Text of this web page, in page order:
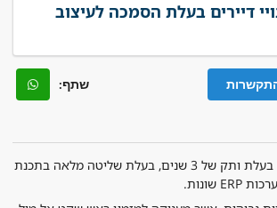
דיירים בעלת הסמכה לעיצוב
שתף:
מתאמת שינויי דיירים בעלת ותק של 3 שנים, בעלת שליטה מלאה בתכנת
ERP שונות.